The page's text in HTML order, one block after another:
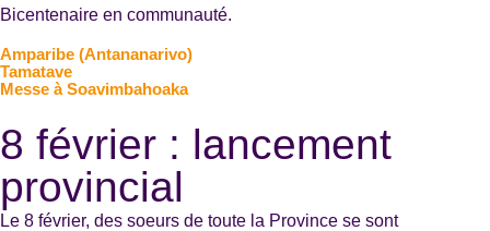
Bicentenaire en communauté.
Amparibe (Antananarivo)
Tamatave
Messe à Soavimbahoaka
8 février : lancement
provincial
Le 8 février, des soeurs de toute la Province se sont